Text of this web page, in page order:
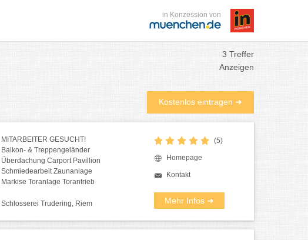
in Konzession von
3 Treffer
Anzeigen
Kostenlos eintragen ➜
MITARBEITER GESUCHT!
Balkon- & Treppengeländer
Überdachung Carport Pavillion
Schmiedearbeit Zaunanlage
Markise Toranlage Torantrieb
Schlosserei Trudering, Riem
(5)
Homepage
Kontakt
Mehr Infos ➜